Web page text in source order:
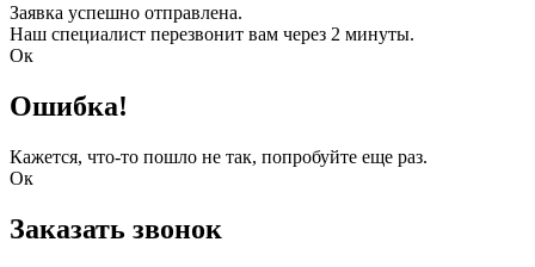
Заявка успешно отправлена.
Наш специалист перезвонит вам через 2 минуты.
Ок
Ошибка!
Кажется, что-то пошло не так, попробуйте еще раз.
Ок
Заказать звонок